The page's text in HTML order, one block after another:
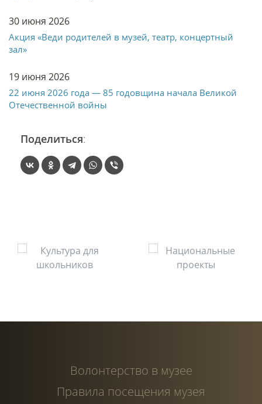
30 июня 2026
Акция «Веди родителей в музей, театр, концертный
зал»
19 июня 2026
22 июня 2026 года — 85 годовщина начала Великой
Отечественной войны
Поделиться:
Волонтерство в музее
Правила посещения музея